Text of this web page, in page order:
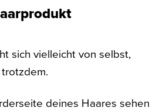
sich vielleicht von selbst,
deines Haares sehen